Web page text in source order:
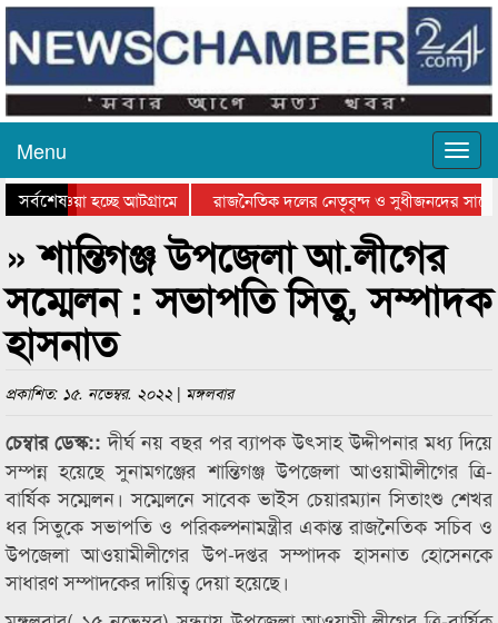
Menu
সর্বশেষ
যাওয়া হচ্ছে আটগ্রামে
রাজনৈতিক দলের নেতৃবৃন্দ ও সুধীজনদের সাথে
পুরস্কার বিতরণ সম্পন্ন
সিলেটে বাংলাদেশ গ্রুপ থিয়েটার
» শান্তিগঞ্জ উপজেলা আ.লীগের
সম্মেলন : সভাপতি সিতু, সম্পাদক
হাসনাত
প্রকাশিত: ১৫. নভেম্বর. ২০২২ | মঙ্গলবার
চেম্বার ডেস্ক::দীর্ঘ নয় বছর পর ব্যাপক উৎসাহ উদ্দীপনার মধ্য দিয়ে
সম্পন্ন হয়েছে সুনামগঞ্জের শান্তিগঞ্জ উপজেলা আওয়ামীলীগের ত্রি-
বার্ষিক সম্মেলন। সম্মেলনে সাবেক ভাইস চেয়ারম্যান সিতাংশু শেখর
ধর সিতুকে সভাপতি ও পরিকল্পনামন্ত্রীর একান্ত রাজনৈতিক সচিব ও
উপজেলা আওয়ামীলীগের উপ-দপ্তর সম্পাদক হাসনাত হোসেনকে
সাধারণ সম্পাদকের দায়িত্ব দেয়া হয়েছে।